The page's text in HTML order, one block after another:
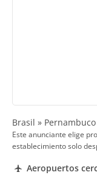
Brasil »
Este anunciante elige
establecimiento solo
Aeropuertos